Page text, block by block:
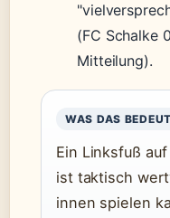
(FC Schalke
Mitteilung).
WAS DAS
Ein Linksfuß
ist taktisch
innen spielen